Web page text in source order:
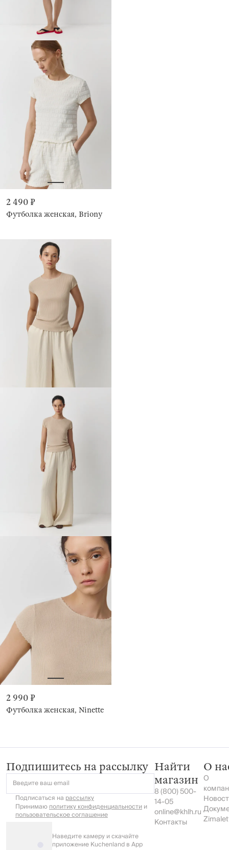
2 490 ₽
Футболка женская, Briony
2 990 ₽
Футболка женская, Ninette
Подпишитесь на рассылку
Введите ваш email
Подписаться на рассылку
Принимаюполитику конфиденциальностии
пользовательское соглашение
Наведите камеру и скачайте
приложение Kuchenland в App
Найти
магазин
8 (800) 500-
14-05
online@khlh.ru
Контакты
О
О